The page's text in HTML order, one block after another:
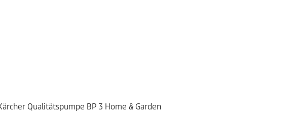
Qualitätspumpe BP 3 Home & Garden